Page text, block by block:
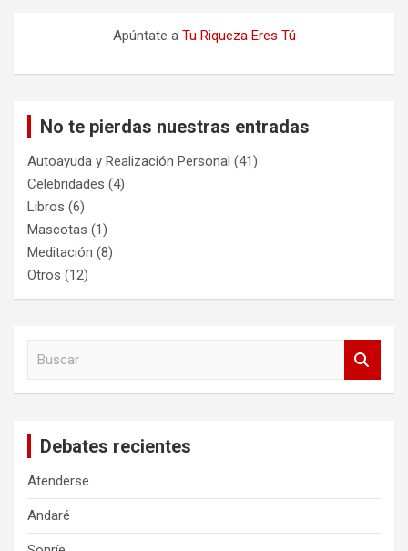
Apúntate a Tu Riqueza Eres Tú
No te pierdas nuestras entradas
Autoayuda y Realización Personal (41)
Celebridades (4)
Libros (6)
Mascotas (1)
Meditación (8)
Otros (12)
Debates recientes
Atenderse
Andaré